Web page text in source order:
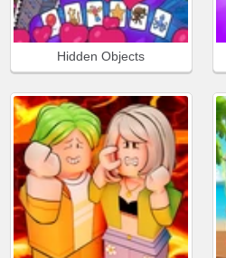
Hidden Objects